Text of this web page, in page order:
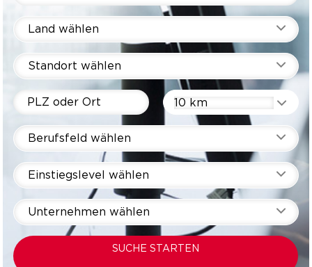
Land wählen
Standort wählen
10 km
Berufsfeld wählen
Einstiegslevel wählen
Unternehmen wählen
SUCHE STARTEN